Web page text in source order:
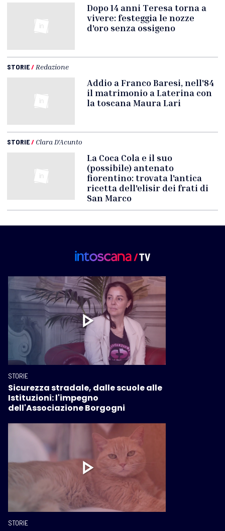
Dopo 14 anni Teresa torna a
vivere: festeggia le nozze
d'oro senza ossigeno
STORIE/ Redazione
Addio a Franco Baresi, nell'84
il matrimonio a Laterina con
la toscana Maura Lari
STORIE/ Clara D'Acunto
La Coca Cola e il suo
(possibile) antenato
fiorentino: trovata l'antica
ricetta dell'elisir dei frati di
San Marco
STORIE
Sicurezza stradale, dalle scuole alle
Istituzioni: l'impegno
dell'Associazione Borgogni
STORIE